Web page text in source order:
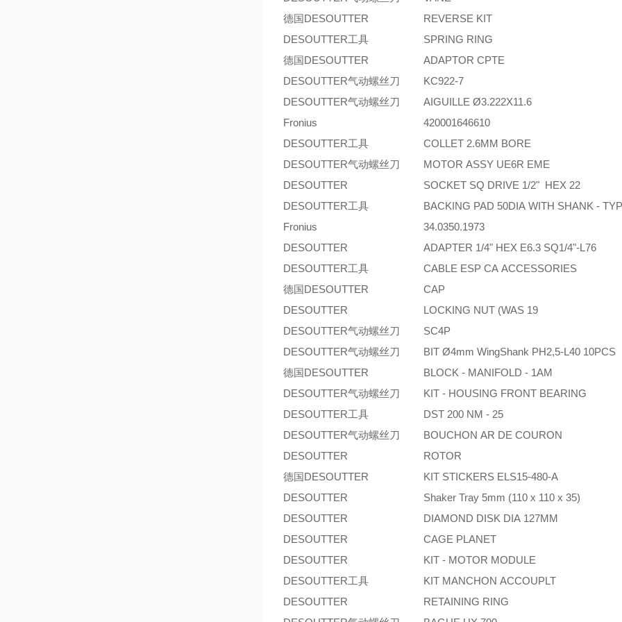
德国DESOUTTER
REVERSE KIT
DESOUTTER工具
SPRING RING
德国DESOUTTER
ADAPTOR CPTE
DESOUTTER气动螺丝刀
KC922-7
DESOUTTER气动螺丝刀
AIGUILLE Ø3.222X11.6
Fronius
420001646610
DESOUTTER工具
COLLET 2.6MM BORE
DESOUTTER气动螺丝刀
MOTOR ASSY UE6R EME
DESOUTTER
SOCKET SQ DRIVE 1/2" HEX 22
DESOUTTER工具
BACKING PAD 50DIA WITH SHANK -
Fronius
34.0350.1973
DESOUTTER
ADAPTER 1/4" HEX E6.3 SQ1/4"-L76
DESOUTTER工具
CABLE ESP CA ACCESSORIES
德国DESOUTTER
CAP
DESOUTTER
LOCKING NUT (WAS 19
DESOUTTER气动螺丝刀
SC4P
DESOUTTER气动螺丝刀
BIT Ø4mm WingShank PH2,5-L40 10PCS
德国DESOUTTER
BLOCK - MANIFOLD - 1AM
DESOUTTER气动螺丝刀
KIT - HOUSING FRONT BEARING
DESOUTTER工具
DST 200 NM - 25
DESOUTTER气动螺丝刀
BOUCHON AR DE COURON
DESOUTTER
ROTOR
德国DESOUTTER
KIT STICKERS ELS15-480-A
DESOUTTER
Shaker Tray 5mm (110 x 110 x 35)
DESOUTTER
DIAMOND DISK DIA 127MM
DESOUTTER
CAGE PLANET
DESOUTTER
KIT - MOTOR MODULE
DESOUTTER工具
KIT MANCHON ACCOUPLT
DESOUTTER
RETAINING RING